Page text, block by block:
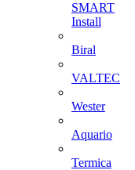
SMART
Install
Biral
VALTEC
Wester
Aquario
Termica